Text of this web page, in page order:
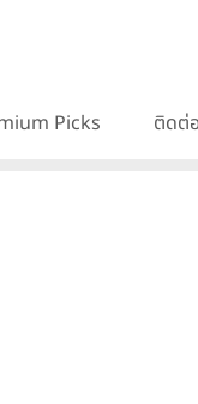
Picks ติดต่